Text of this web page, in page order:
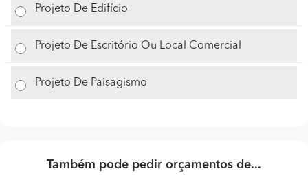
Projeto De Edifício
Projeto De Escritório Ou Local Comercial
Projeto De Paisagismo
Também pode pedir orçamentos de...